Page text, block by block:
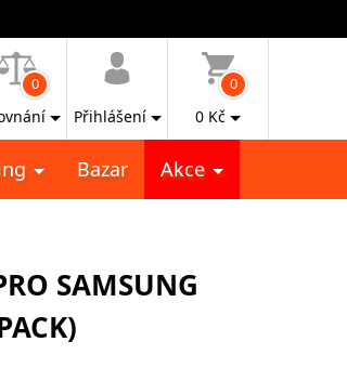
0
Přihlášení
0
0 Kč
Bazar Akce
SAMSUNG